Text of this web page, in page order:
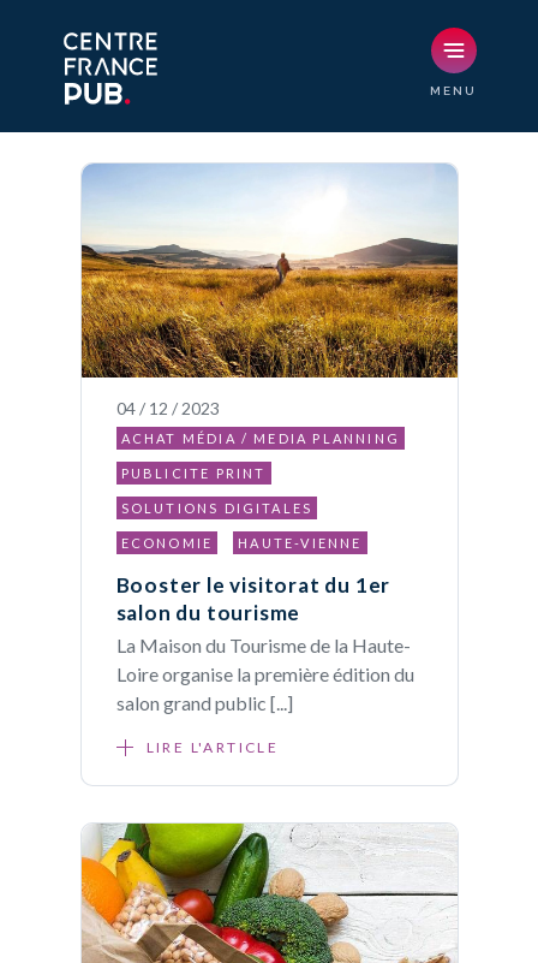
04 / 12 / 2023
ACHAT MÉDIA / MEDIA PLANNING
PUBLICITE PRINT
SOLUTIONS DIGITALES
ECONOMIE HAUTE-VIENNE
Booster le visitorat du 1er
salon du tourisme
La Maison du Tourisme de la Haute-
Loire organise la première édition du
salon grand public [...]
LIRE L'ARTICLE